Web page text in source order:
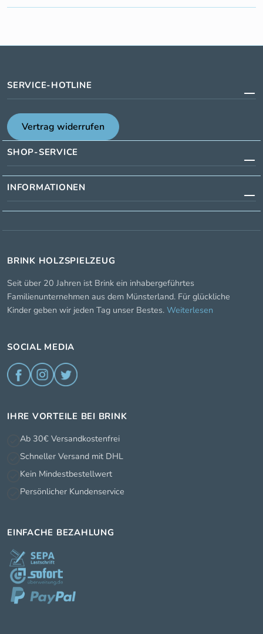
SERVICE-HOTLINE
Vertrag widerrufen
SHOP-SERVICE
INFORMATIONEN
BRINK HOLZSPIELZEUG
Seit über 20 Jahren ist Brink ein inhabergeführtes
Familienunternehmen aus dem Münsterland. Für glückliche
Kinder geben wir jeden Tag unser Bestes. Weiterlesen
SOCIAL MEDIA
IHRE VORTEILE BEI BRINK
Ab 30€ Versandkostenfrei
Schneller Versand mit DHL
Kein Mindestbestellwert
Persönlicher Kundenservice
EINFACHE BEZAHLUNG